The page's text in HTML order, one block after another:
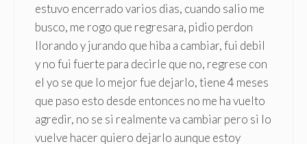
estuvo encerrado varios dias, cuando salio me
busco, me rogo que regresara, pidio perdon
llorando y jurando que hiba a cambiar, fui debil
y no fui fuerte para decirle que no, regrese con
el yo se que lo mejor fue dejarlo, tiene 4 meses
que paso esto desde entonces no me ha vuelto
agredir, no se si realmente va cambiar pero si lo
vuelve hacer quiero dejarlo aunque estoy